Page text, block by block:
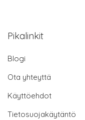
Pikalinkit
Blogi
Ota yhteyttä
Käyttöehdot
Tietosuojakäytäntö